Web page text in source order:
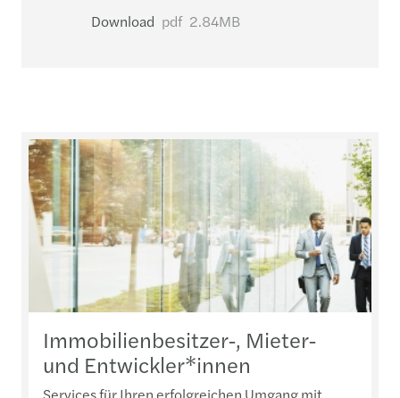
Download pdf 2.84MB
Immobilienbesitzer-, Mieter-
und Entwickler*innen
Services für Ihren erfolgreichen Umgang mit